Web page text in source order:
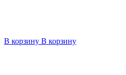
В корзину В корзину